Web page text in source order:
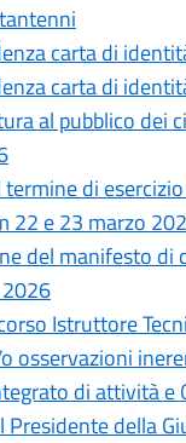
carta di
carta di
al pubblico dei
termine di
22 e 23 marzo
del manifesto
Istruttore
osservazioni
di attività e
Presidente della